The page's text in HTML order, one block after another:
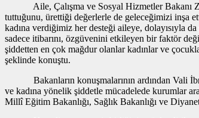
Aile, Çalışma ve Sosyal Hizmetler Bakanı
tuttuğunu, ürettiği değerlerle de geleceğimizi inşa
kadına verdiğimiz her desteği aileye, dolayısıyla
sadece itibarını, özgüvenini etkileyen bir faktör
şiddetten en çok mağdur olanlar kadınlar ve
şeklinde konuştu.
Bakanların konuşmalarının ardından Vali
ve kadına yönelik şiddetle mücadelede kurumlar
Millî Eğitim Bakanlığı, Sağlık Bakanlığı ve